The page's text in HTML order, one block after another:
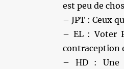
est peu de
– JPT : Ceux
– EL : Voter
contraception
– HD : Une